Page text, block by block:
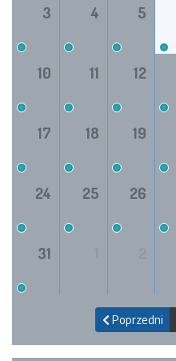
3 4 5
10 11 12
17 18 19
24 25 26
31
Poprzedni